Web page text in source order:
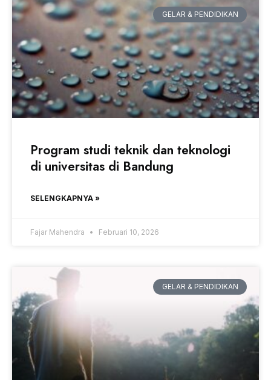
GELAR & PENDIDIKAN
Program studi teknik dan teknologi
di universitas di Bandung
SELENGKAPNYA »
Fajar Mahendra Februari 10, 2026
GELAR & PENDIDIKAN